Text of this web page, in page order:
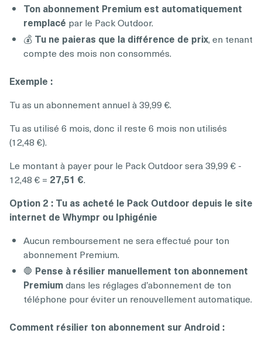
Ton abonnement Premium est automatiquement
remplacé par le Pack Outdoor.
💰 Tu ne paieras que la différence de prix, en tenant
compte des mois non consommés.
Exemple :
Tu as un abonnement annuel à 39,99 €.
Tu as utilisé 6 mois, donc il reste 6 mois non utilisés
(12,48 €).
Le montant à payer pour le Pack Outdoor sera 39,99 € -
12,48 € = 27,51 €.
Option 2 : Tu as acheté le Pack Outdoor depuis le site
internet de Whympr ou Iphigénie
Aucun remboursement ne sera effectué pour ton
abonnement Premium.
🛑 Pense à résilier manuellement ton abonnement
Premiumdans les réglages d’abonnement de ton
téléphone pour éviter un renouvellement automatique.
Comment résilier ton abonnement sur Android :